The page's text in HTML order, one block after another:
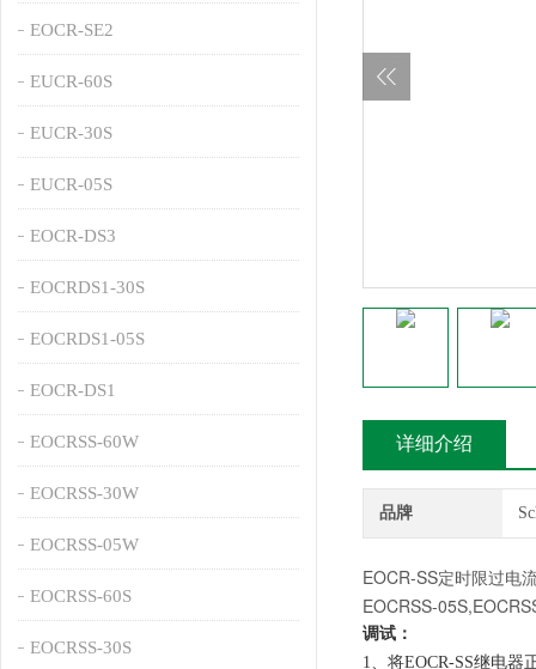
EOCR-SE2
EUCR-60S
EUCR-30S
EUCR-05S
EOCR-DS3
EOCRDS1-30S
EOCRDS1-05S
EOCR-DS1
EOCRSS-60W
EOCRSS-30W
EOCRSS-05W
EOCRSS-60S
EOCRSS-30S
详细介绍
品牌
EOCR-SS定时限过电
EOCRSS-
调试：
1、将EOCR-SS继电